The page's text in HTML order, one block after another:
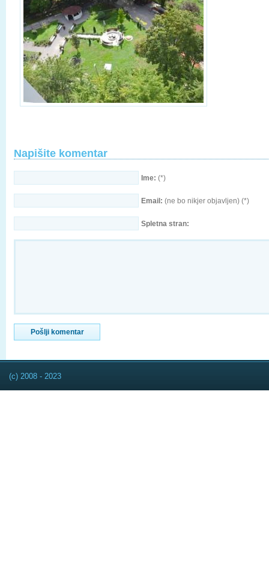
Napišite komentar
Ime: (*)
Email: (ne bo nikjer objavljen) (*)
Spletna stran:
(c) 2008 - 2023